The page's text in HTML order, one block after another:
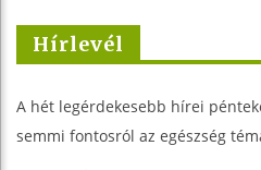
Hírlevél
A hét legérdekesebb hírei
semmi fontosról az egészség